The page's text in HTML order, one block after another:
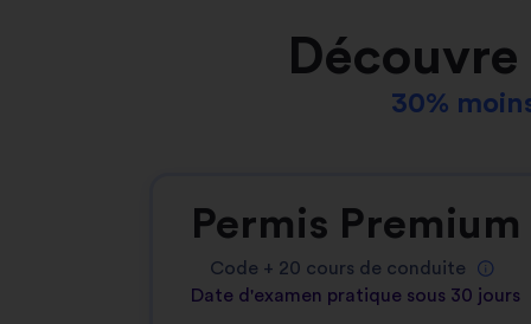
30%
Permis Premium
Code + 20 cours de conduite
Date d'examen pratique sous 30 jours